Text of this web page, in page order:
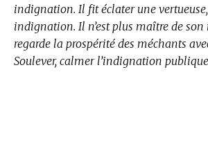
indignation. Il fit éclater une
indignation. Il n’est plus maître de
regarde la prospérité des méchants
Soulever, calmer l’indignation